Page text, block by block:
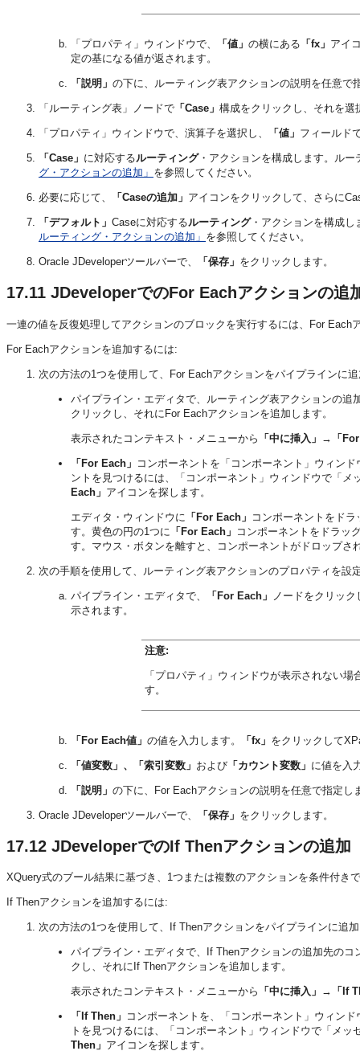
「プロパティ」ウィンドウで、 「値」 の横にある 「fx」 アイ
定の基になる値が返されます。
「説明」 の下に、ルーティング表アクションの説明を任意で
「ルーティング表」ノードで 「Case」 構成をクリックし、それを
「プロパティ」ウィンドウで、演算子を選択し、 「値」 フィールド
「Case」 に対応するルーティング・アクションを構成します。ル
グ・アクションの追加」 を参照してください。
必要に応じて、 「Caseの追加」 アイコンをクリックして、さらに
「デフォルト」 Caseに対応するルーティング・アクションを構成し
ルーティング・アクションの追加」 を参照してください。
Oracle JDeveloperツールバーで、 「保存」 をクリックします。
17.11 JDeveloperでのFor Eachアクションの追
一連の値を反復処理してアクションのブロックを実行するには、For Each
For Eachアクションを追加するには:
次の方法の1つを使用して、For Eachアクションをパイプラインに
パイプライン・エディタで、ルーティング表アクションの
クリックし、それにFor Eachアクションを追加します。
表示されたコンテキスト・メニューから 「中に挿入」 → 「
「For Each」 コンポーネントを「コンポーネント」ウィン
ントを見つけるには、「コンポーネント」ウィンドウで「
Each」 アイコンを探します。
エディタ・ウィンドウに 「For Each」 コンポーネントをド
す。黄色の円の1つに 「For Each」 コンポーネントをドラッ
す。マウス・ボタンを離すと、コンポーネントがドロップさ
次の手順を使用して、ルーティング表アクションのプロパティを設
パイプライン・エディタで、 「For Each」
ノードをクリッ
示されます。
注意:
「プロパティ」ウィンドウが表示されない場
す。
「For Each値」 の値を入力します。 「fx」 をクリックして
「値変数」、「索引変数」 および 「カウント変数」 に値を入
「説明」 の下に、For Eachアクションの説明を任意で指定し
Oracle JDeveloperツールバーで、 「保存」 をクリックします。
17.12 JDeveloperでのIf Thenアクションの追加
XQuery式のブール結果に基づき、1つまたは複数のアクションを条件付き
If Thenアクションを追加するには:
次の方法の1つを使用して、If Thenアクションをパイプラインに追
パイプライン・エディタで、If Thenアクションの追加先の
クし、それにIf Thenアクションを追加します。
表示されたコンテキスト・メニューから 「中に挿入」 → 「If
「If Then」 コンポーネントを、「コンポーネント」ウィン
トを見つけるには、「コンポーネント」ウィンドウで「メ
Then」 アイコンを探します。